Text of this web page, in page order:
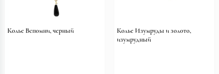
Колье Вспомни, черный
Колье Изумруды и золото,
изумрудный